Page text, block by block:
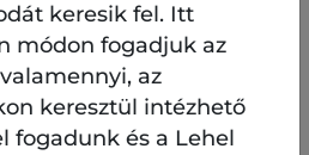
séta Radnóti Miklós
szülötte Radnóti
keresik fel. Itt
módon fogadjuk az
az
keresztül intézhető
fogadunk és a Lehel